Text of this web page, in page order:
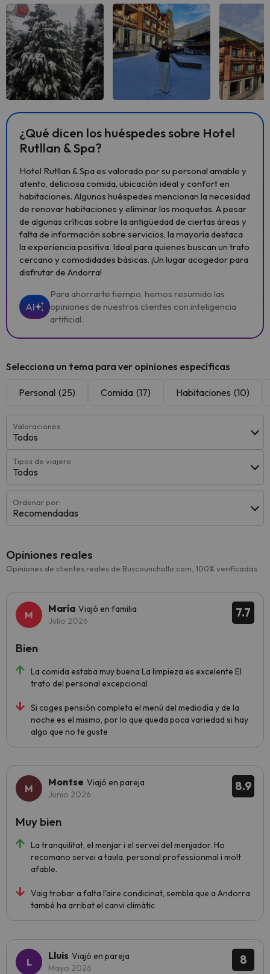
¿Qué dicen los huéspedes sobre Hotel
Rutllan & Spa?
Hotel Rutllan & Spa es valorado por su personal amable y
atento, deliciosa comida, ubicación ideal y confort en
habitaciones. Algunos huéspedes mencionan la necesidad
de renovar habitaciones y eliminar las moquetas. A pesar
de algunas críticas sobre la antigüedad de ciertas áreas y
falta de información sobre servicios, la mayoría destaca
la experiencia positiva. Ideal para quienes buscan un trato
cercano y comodidades básicas. ¡Un lugar acogedor para
disfrutar de Andorra!
AI
Para ahorrarte tiempo, hemos resumido las
opiniones de nuestros clientes con inteligencia
artificial.
Selecciona un tema para ver opiniones específicas
Personal (25) Comida (17) Habitaciones (10)
Valoraciones
Todos
Tipos de viajero
Todos
Ordenar por:
Recomendadas
Opiniones reales
Opiniones de clientes reales de Buscounchollo.com, 100% verificadas.
7.7
María Viajó en familia
Julio 2026
La comida estaba muy buena La limpieza es excelente El
trato del personal excepcional
Si coges pensión completa el menú del mediodía y de la
noche es el mismo, por lo que queda poca variedad si hay
algo que no te guste
Bien
8.9
Montse Viajó en pareja
Junio 2026
La tranquilitat, el menjar i el servei del menjador. Ho
recomano servei a taula, personal professionmal i molt
afable.
Vaig trobar a falta l'aire condicinat, sembla que a Andorra
també ha arribat el canvi climàtic
Muy bien
8
Lluis Viajó en pareja
Mayo 2026